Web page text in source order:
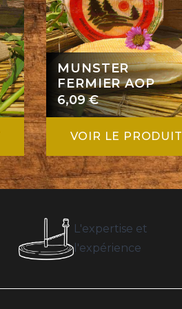
MUNSTER
FERMIER AOP
6,09€
VOIR LE PRODUIT
L'expertise et
l'expérience